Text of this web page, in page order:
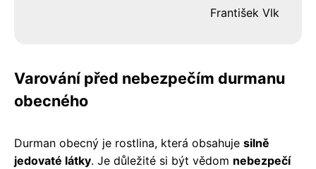
František Vlk
Varování před nebezpečím durmanu
obecného
Durman obecný je rostlina, která obsahuje silně
jedovaté látky. Je důležité si být vědom nebezpečí